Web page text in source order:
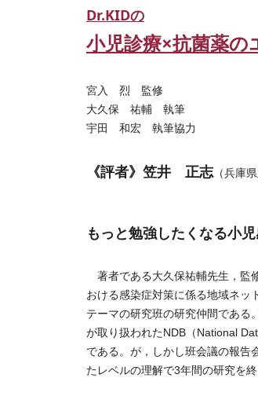
Dr.KIDの
小児診療×抗菌薬の
宮入 烈 監修
大久保 祐輔 執筆
宇田 和宏 執筆協力
《評者》笠井 正志 （兵庫
もっと勉強したくなる小
著者である大久保祐輔先生，監
おける感染症対策に係る地域ネッ
テーマの研究班の研究仲間である
が取り扱われたNDB（National
である。が，しかし班会議の報告
たレベルの理解で3年間の研究を